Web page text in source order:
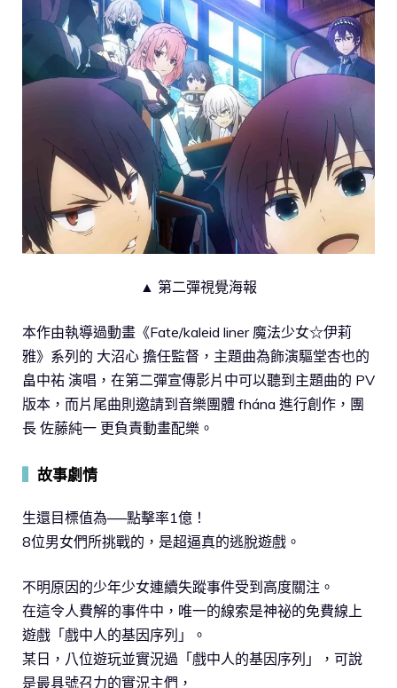
▲ 第二彈視覺海報
本作由執導過動畫《Fate/kaleid liner 魔法少女☆伊莉
雅》系列的 大沼心 擔任監督，主題曲為飾演驅堂杏也的
畠中祐 演唱，在第二彈宣傳影片中可以聽到主題曲的 PV
版本，而片尾曲則邀請到音樂團體 fhána 進行創作，團
長 佐藤純一 更負責動畫配樂。
故事劇情
生還目標值為──點擊率1億！
8位男女們所挑戰的，是超逼真的逃脫遊戲。
不明原因的少年少女連續失蹤事件受到高度關注。
在這令人費解的事件中，唯一的線索是神祕的免費線上
遊戲「戲中人的基因序列」。
某日，八位遊玩並實況過「戲中人的基因序列」，可說
是最具號召力的實況主們，